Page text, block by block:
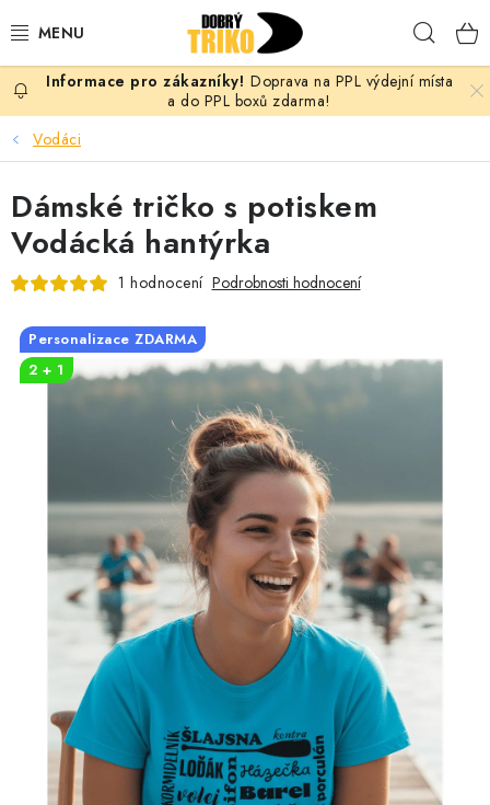
na
PRO ŽENY
PRO MUŽE
PRO DĚTI
PRO PÁRY
VLASTNÍ MOTIV
OKAMŽITĚ K ODBĚRU
MÁM SRDCE POMÁHÁM
VÁNOCE
PROVIZNÍ SYSTÉM
Doprava na PPL výdejní místa
a do PPL boxů zdarma!
Vodáci
Dámské tričko s potiskem
Vodácká hantýrka
1 hodnocení Podrobnosti hodnocení
Personalizace ZDARMA
2 + 1